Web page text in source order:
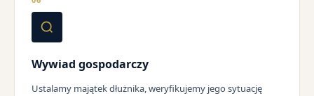
Wywiad gospodarczy
Ustalamy majątek dłużnika, weryfikujemy jego sytuację